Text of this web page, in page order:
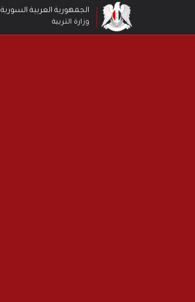
الجمهورية العربية السورية
وزارة التربية